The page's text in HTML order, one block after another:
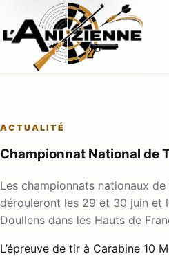
ACTUALITÉ
Championnat National de
Les championnats nationaux
dérouleront les 29 et 30 juin et
Doullens dans les Hauts de
L’épreuve de tir à Carabine 10